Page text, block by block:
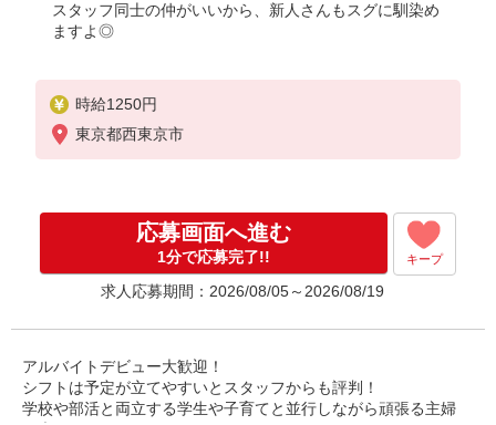
スタッフ同士の仲がいいから、新人さんもスグに馴染め
ますよ◎
時給1250円
東京都西東京市
応募画面へ進む
1分で応募完了!! キープ
求人応募期間：2026/08/05～2026/08/19
アルバイトデビュー大歓迎！
シフトは予定が立てやすいとスタッフからも評判！
学校や部活と両立する学生や子育てと並行しながら頑張る主婦